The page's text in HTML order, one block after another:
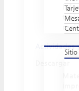
Actividades